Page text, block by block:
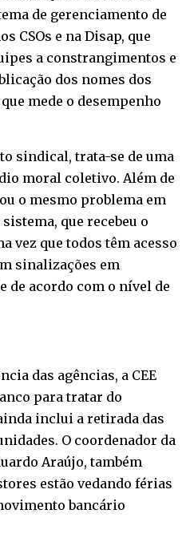
de gerenciamento de
CSOs e na Disap, que
a constrangimentos e
dos nomes dos
mede o desempenho
sindical, trata-se de uma
moral coletivo. Além de
o mesmo problema em
que recebeu o
vez que todos têm acesso
sinalizações em
de acordo com o nível de
das agências, a CEE
para tratar do
inclui a retirada das
O coordenador da
Araújo, também
estão vedando férias
bancário